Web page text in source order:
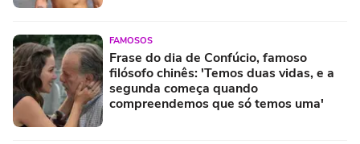
FAMOSOS
Frase do dia de Confúcio, famoso
filósofo chinês: 'Temos duas vidas, e a
segunda começa quando
compreendemos que só temos uma'